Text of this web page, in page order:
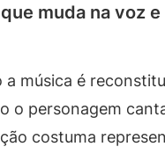
muda na voz e
a música é
o personagem
costuma